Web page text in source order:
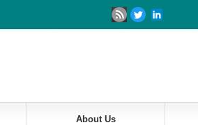
About Us